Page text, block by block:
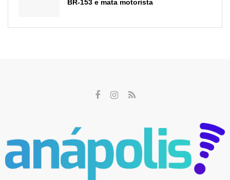
BR-153 e mata motorista